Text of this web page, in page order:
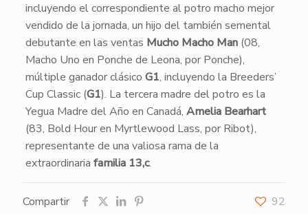
incluyendo el correspondiente al potro macho mejor
vendido de la jornada, un hijo del también semental
debutante en las ventas Mucho Macho Man(08,
Macho Uno en Ponche de Leona, por Ponche),
múltiple ganador clásico G1, incluyendo la Breeders’
Cup Classic (G1). La tercera madre del potro es la
Yegua Madre del Año en Canadá, Amelia Bearhart
(83, Bold Hour en Myrtlewood Lass, por Ribot),
representante de una valiosa rama de la
extraordinaria familia 13,c.
Compartir 92